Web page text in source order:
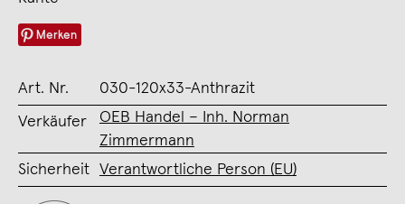
Merken
Art. Nr. 030-120x33-Anthrazit
Verkäufer
OEB Handel – Inh. Norman
Zimmermann
Sicherheit
Verantwortliche Person (EU)